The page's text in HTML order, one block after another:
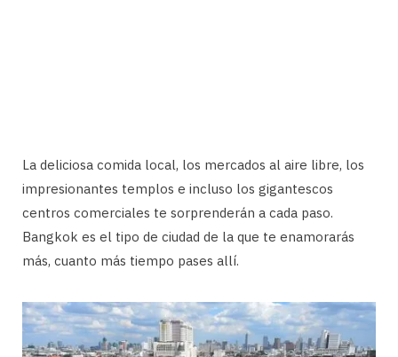
La deliciosa comida local, los mercados al aire libre, los
impresionantes templos e incluso los gigantescos
centros comerciales te sorprenderán a cada paso.
Bangkok es el tipo de ciudad de la que te enamorarás
más, cuanto más tiempo pases allí.